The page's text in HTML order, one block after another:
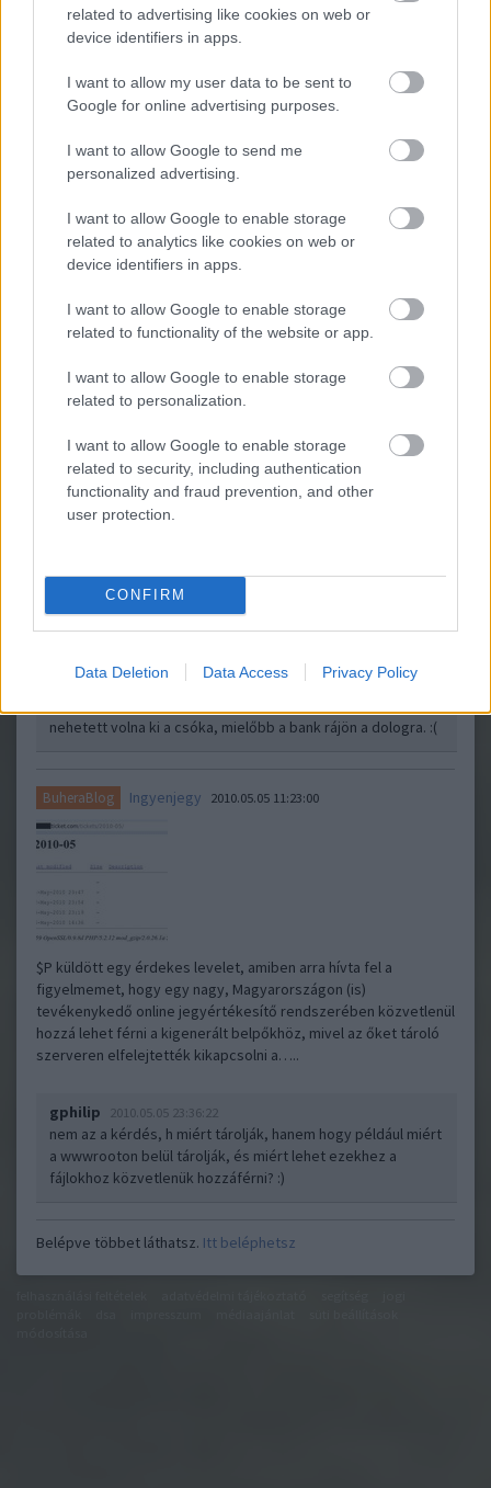
related to advertising like cookies on web or
device identifiers in apps.
I want to allow my user data to be sent to
Google for online advertising purposes.
I want to allow Google to send me
personalized advertising.
I want to allow Google to enable storage
related to analytics like cookies on web or
device identifiers in apps.
I want to allow Google to enable storage
related to functionality of the website or app.
I want to allow Google to enable storage
related to personalization.
I want to allow Google to enable storage
related to security, including authentication
functionality and fraud prevention, and other
user protection.
CONFIRM
Data Deletion Data Access Privacy Policy
Összeraktunk egy kis olvasnivalót, amiben egy trükkösebben
kihasználható puffertúlcsordulásos sebezhetőség
kihasználásának lépéseit ismerhetitek meg, magyar nyelven. A
linkre kattintva láthatjátok, hogy ez itt egy kicsit a reklám helye.
Rég óta adós vagyok azzal, hogy…..
gphilip 2010.06.29 15:21:08
wow, nagyon fasza kis dokumentum. elképesztő, riszpekt!
Burzsuj Öt órára a világ leggazdagabb emberének lenni
Igencsak kikerekedtek a szemei Paul Fischernek, amikor egy
amivel egészen váratlanul a világ leggazdagabb embere lett.
Közel 89 milliárd dolláros számlája ugyanis…..
2010.06.13 02:32:12
sem kivenni, msem utalni nem lehet nagyobb összeget a
nehetett volna ki a csóka, mielőbb a bank rájön a dologra. :(
BuheraBlog Ingyenjegy 2010.05.05 11:23:00
$P küldött egy érdekes levelet, amiben arra hívta fel a
figyelmemet, hogy egy nagy, Magyarországon (is)
tevékenykedő online jegyértékesítő rendszerében közvetlenül
hozzá lehet férni a kigenerált belpőkhöz, mivel az őket tároló
szerveren elfelejtették kikapcsolni a…..
gphilip 2010.05.05 23:36:22
nem az a kérdés, h miért tárolják, hanem hogy például miért
a wwwrooton belül tárolják, és miért lehet ezekhez a
fájlokhoz közvetlenük hozzáférni? :)
Belépve többet láthatsz. Itt beléphetsz